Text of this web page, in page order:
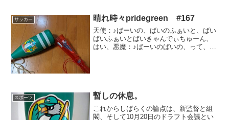
サッカー 晴れ時々pridegreen #167
天使：♪ばーいの、ばいのふぁいと、ばい
ばいふぁいとばいきゃんでぃちゅーん、
はい、悪魔：♪ばーいのばいの、って、な
スポーツ 暫しの休息。
これからしばらくの論点は、新監督と組
閣、そして10月20日のドラフト会議とい